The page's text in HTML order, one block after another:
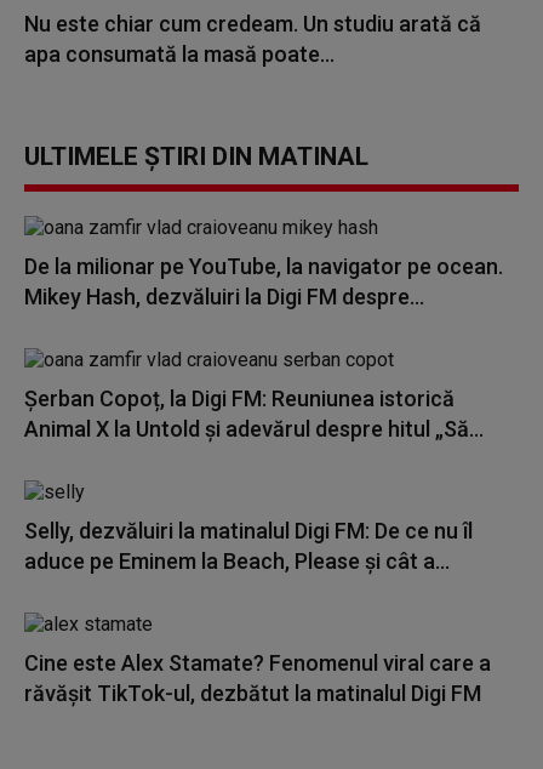
Nu este chiar cum credeam. Un studiu arată că
apa consumată la masă poate...
ULTIMELE ȘTIRI DIN MATINAL
De la milionar pe YouTube, la navigator pe ocean.
Mikey Hash, dezvăluiri la Digi FM despre...
Șerban Copoț, la Digi FM: Reuniunea istorică
Animal X la Untold și adevărul despre hitul „Să...
Selly, dezvăluiri la matinalul Digi FM: De ce nu îl
aduce pe Eminem la Beach, Please și cât a...
Cine este Alex Stamate? Fenomenul viral care a
răvășit TikTok-ul, dezbătut la matinalul Digi FM